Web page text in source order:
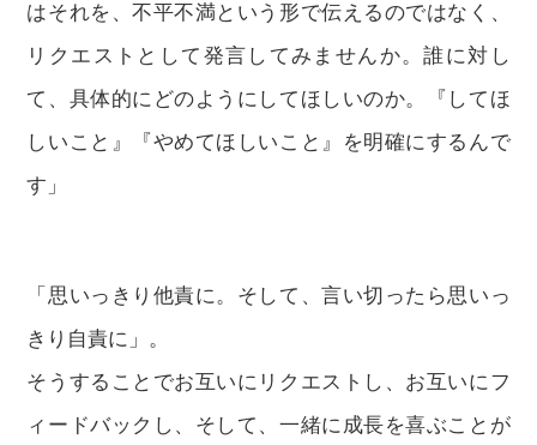
はそれを、不平不満という形で伝えるのではなく、
リクエストとして発言してみませんか。誰に対し
て、具体的にどのようにしてほしいのか。『してほ
しいこと』『やめてほしいこと』を明確にするんで
す」
「思いっきり他責に。そして、言い切ったら思いっ
きり自責に」。
そうすることでお互いにリクエストし、お互いにフ
ィードバックし、そして、一緒に成長を喜ぶことが